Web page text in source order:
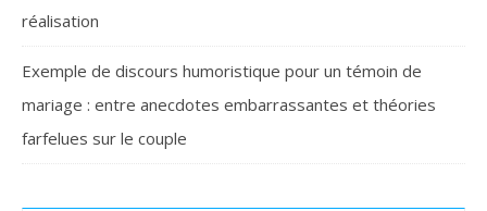
réalisation
Exemple de discours humoristique pour un témoin de
mariage : entre anecdotes embarrassantes et théories
farfelues sur le couple